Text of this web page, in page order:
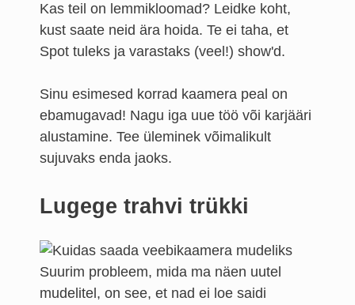
Kas teil on lemmikloomad? Leidke koht,
kust saate neid ära hoida. Te ei taha, et
Spot tuleks ja varastaks (veel!) show'd.
Sinu esimesed korrad kaamera peal on
ebamugavad! Nagu iga uue töö või karjääri
alustamine. Tee üleminek võimalikult
sujuvaks enda jaoks.
Lugege trahvi trükki
Suurim probleem, mida ma näen uutel
mudelitel, on see, et nad ei loe saidi